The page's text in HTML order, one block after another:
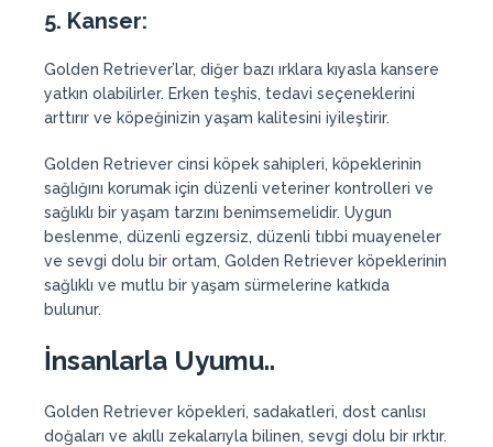
5. Kanser:
Golden Retriever’lar, diğer bazı ırklara kıyasla kansere
yatkın olabilirler. Erken teşhis, tedavi seçeneklerini
arttırır ve köpeğinizin yaşam kalitesini iyileştirir.
Golden Retriever cinsi köpek sahipleri, köpeklerinin
sağlığını korumak için düzenli veteriner kontrolleri ve
sağlıklı bir yaşam tarzını benimsemelidir. Uygun
beslenme, düzenli egzersiz, düzenli tıbbi muayeneler
ve sevgi dolu bir ortam, Golden Retriever köpeklerinin
sağlıklı ve mutlu bir yaşam sürmelerine katkıda
bulunur.
İnsanlarla Uyumu..
Golden Retriever köpekleri, sadakatleri, dost canlısı
doğaları ve akıllı zekalarıyla bilinen, sevgi dolu bir ırktır.